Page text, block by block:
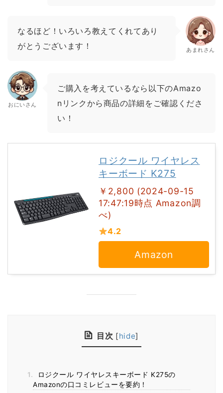
なるほど！いろいろ教えてくれてあり
がとうございます！
あまれさん
おにいさん
ご購入を考えているなら以下のAmazo
nリンクから商品の詳細をご確認くださ
い！
ロジクール ワイヤレス
キーボード K275
￥2,800 (2024-09-15
17:47:19時点 Amazon調
べ)
4.2
Amazon
目次 [hide]
1.
ロジクール ワイヤレスキーボード K275の
Amazonの口コミレビューを要約！